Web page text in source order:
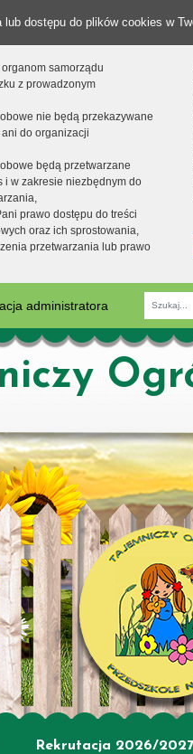
dostępu do plików cookies w
samorządu
z prowadzonym
nie będą przekazywane
do organizacji
będą przetwarzane
i w zakresie niezbędnym do
prawo dostępu do treści
oraz ich sprostowania,
przetwarzania lub prawo
administratora
Fraza
Rekrutacja 2026/2027